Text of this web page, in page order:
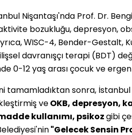
Nişantaşı'nda Prof. Dr.
bozukluğu, depresyon,
WISC-4, Bender-
davranışçı terapi (BDT)
0-12 yaş arası çocuk ve
tamamladıktan sonra,
ve OKB, depresyon,
kullanımı, psikoz gibi
"Gelecek Sensin